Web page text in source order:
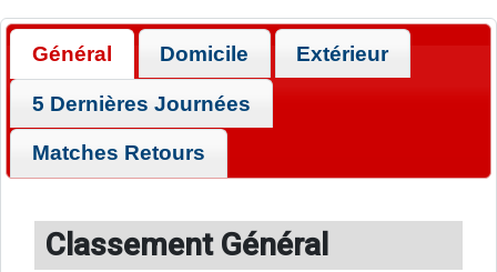
Général Domicile Extérieur
5 Dernières Journées
Matches Retours
Classement Général